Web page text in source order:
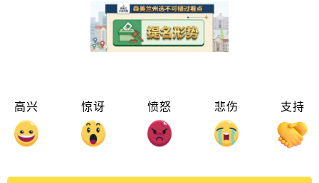
高兴 惊讶 愤怒 悲伤 支持